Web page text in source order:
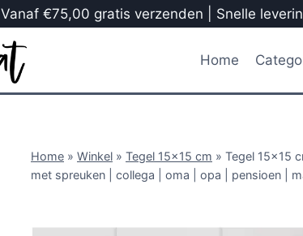
Vanaf €75,00 gratis verzenden | Snelle
Home
Home » Winkel » Tegel 15x15 cm » Tegel 15×15
met spreuken | collega | oma | opa | pensioen |